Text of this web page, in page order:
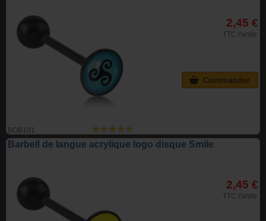
BOB101
2,45 €
TTC l'unite
Commander
Barbell de langue acrylique logo disque Smile
2,45 €
TTC l'unite